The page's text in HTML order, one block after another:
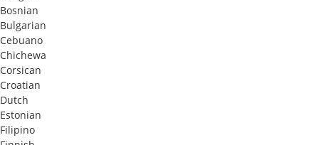
Bosnian
Bulgarian
Cebuano
Chichewa
Corsican
Croatian
Dutch
Estonian
Filipino